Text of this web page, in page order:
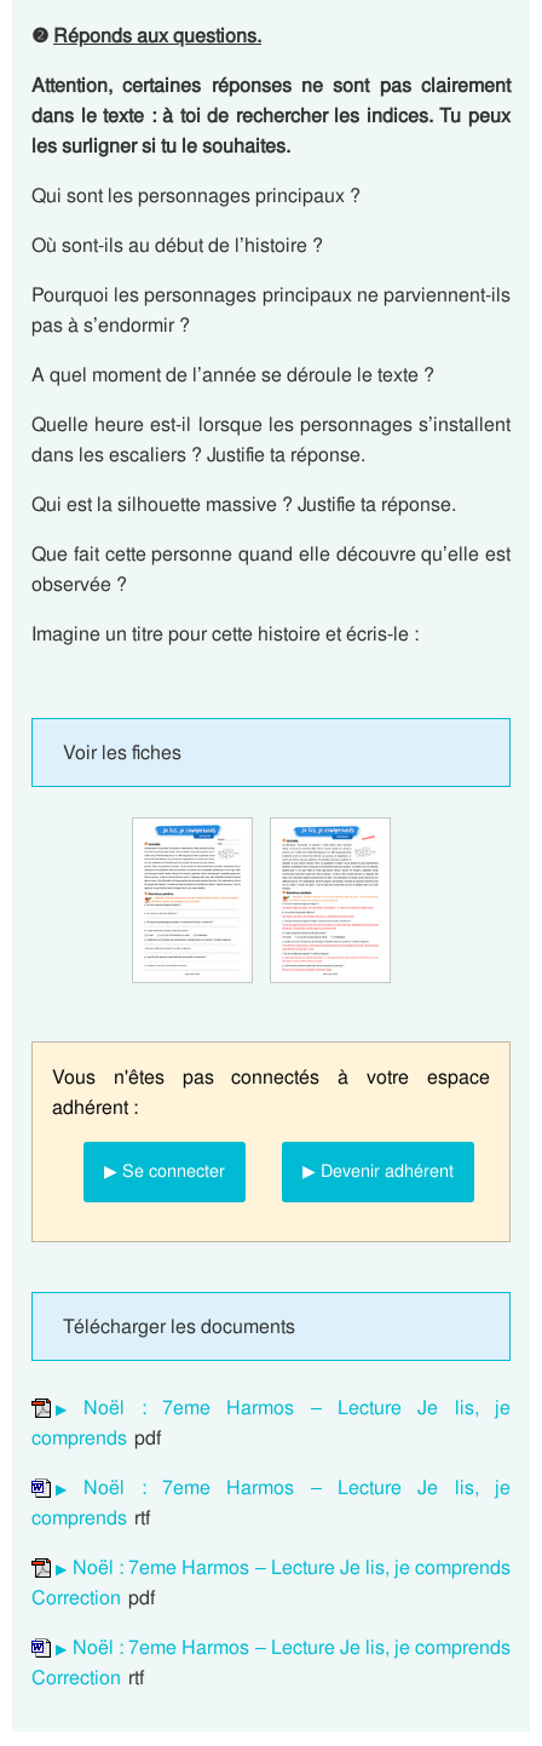
❷ Réponds aux questions.
Attention, certaines réponses ne sont pas clairement
dans le texte : à toi de rechercher les indices. Tu peux
les surligner si tu le souhaites.
Qui sont les personnages principaux ?
Où sont-ils au début de l’histoire ?
Pourquoi les personnages principaux ne parviennent-ils
pas à s’endormir ?
A quel moment de l’année se déroule le texte ?
Quelle heure est-il lorsque les personnages s’installent
dans les escaliers ? Justifie ta réponse.
Qui est la silhouette massive ? Justifie ta réponse.
Que fait cette personne quand elle découvre qu’elle est
observée ?
Imagine un titre pour cette histoire et écris-le :
Voir les fiches
Vous n'êtes pas connectés à votre espace
adhérent :
▶ Se connecter ▶ Devenir adhérent
Télécharger les documents
Noël : 7eme Harmos – Lecture Je lis, je
comprends pdf
Noël : 7eme Harmos – Lecture Je lis, je
comprends rtf
Noël : 7eme Harmos – Lecture Je lis, je comprends
Correction pdf
Noël : 7eme Harmos – Lecture Je lis, je comprends
Correction rtf